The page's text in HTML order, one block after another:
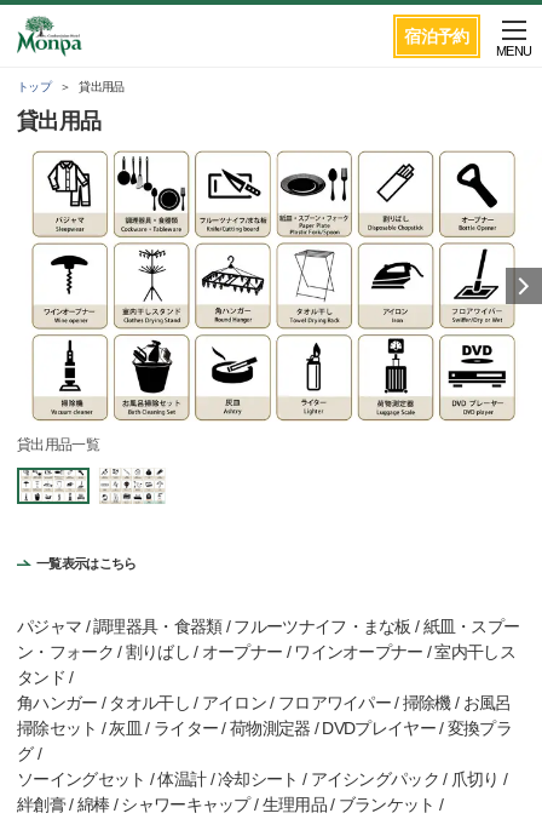
宿泊予約
MENU
トップ 貸出用品
貸出用品
貸出用品一覧
一覧表示はこちら
パジャマ / 調理器具・食器類 / フルーツナイフ・まな板 / 紙皿・スプー
ン・フォーク / 割りばし / オープナー / ワインオープナー / 室内干しス
タンド /
角ハンガー / タオル干し / アイロン / フロアワイパー / 掃除機 / お風呂
掃除セット / 灰皿 / ライター / 荷物測定器 / DVDプレイヤー / 変換プラ
グ /
ソーイングセット / 体温計 / 冷却シート / アイシングパック / 爪切り /
絆創膏 / 綿棒 / シャワーキャップ / 生理用品 / ブランケット /